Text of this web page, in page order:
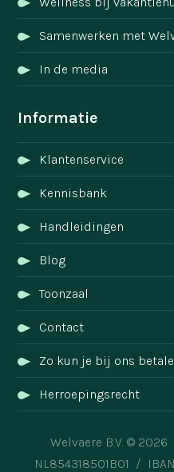
Samenwerken met
In de media
Informatie
Klantenservice
Kennisbank
Handleidingen
Blog
Toonzaal
Contact
Zo kun je bij ons
Herroepingsrecht
Welvaere B.V. ©
NL854318501B01 /